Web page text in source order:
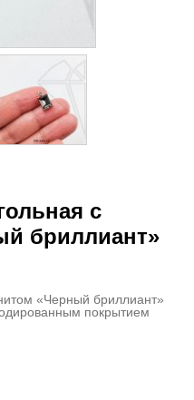
с
бриллиант»
«Черный бриллиант»
покрытием